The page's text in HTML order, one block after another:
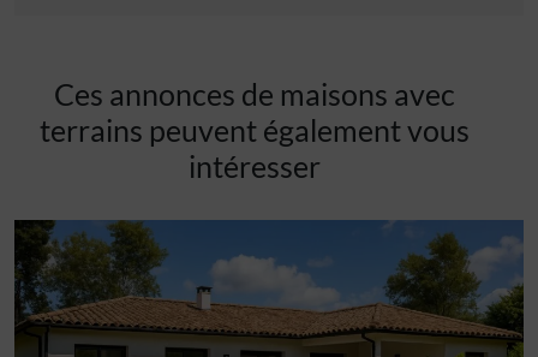
Ces annonces de maisons avec
terrains peuvent également vous
intéresser